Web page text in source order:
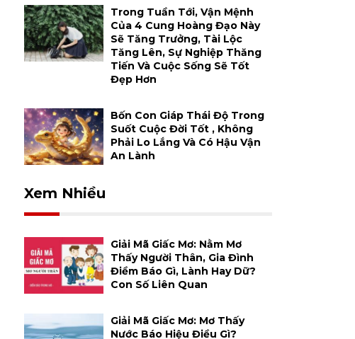
Trong Tuần Tới, Vận Mệnh
Của 4 Cung Hoàng Đạo Này
Sẽ Tăng Trưởng, Tài Lộc
Tăng Lên, Sự Nghiệp Thăng
Tiến Và Cuộc Sống Sẽ Tốt
Đẹp Hơn
Bốn Con Giáp Thái Độ Trong
Suốt Cuộc Đời Tốt , Không
Phải Lo Lắng Và Có Hậu Vận
An Lành
Xem Nhiều
Giải Mã Giấc Mơ: Nằm Mơ
Thấy Người Thân, Gia Đình
Điềm Báo Gì, Lành Hay Dữ?
Con Số Liên Quan
Giải Mã Giấc Mơ: Mơ Thấy
Nước Báo Hiệu Điều Gì?